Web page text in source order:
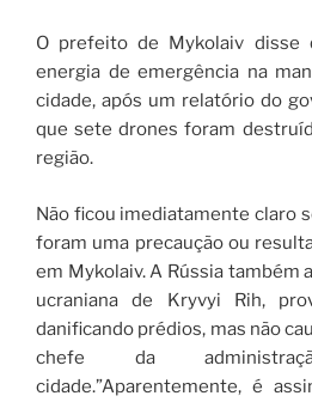
O prefeito de Mykolaiv disse
energia de emergência na
cidade, após um relatório do
que sete drones foram
região.
Não ficou imediatamente claro
foram uma precaução ou
em Mykolaiv. A Rússia também
ucraniana de Kryvyi Rih,
danificando prédios, mas não
chefe da
cidade.”Aparentemente, é